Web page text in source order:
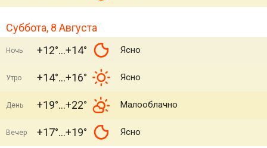
Суббота, 8 Августа
Ночь +12° +14° Ясно
Утро +14° +16° Ясно
День +19° +22° Малооблачно
Вечер +17° +19° Ясно